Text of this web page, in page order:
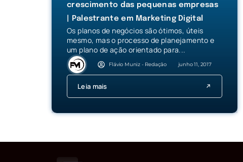
crescimento das pequenas empresas
| Palestrante em Marketing Digital
Os planos de negócios são ótimos, úteis
mesmo, mas o processo de planejamento e
um plano de ação orientado para...
Flávio Muniz - Redação junho 11, 2017
Leia mais